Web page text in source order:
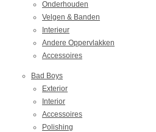
Onderhouden
Velgen & Banden
Interieur
Andere Oppervlakken
Accessoires
Bad Boys
Exterior
Interior
Accessoires
Polishing